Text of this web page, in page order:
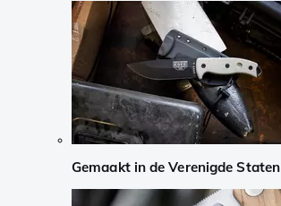
Gemaakt in de Verenigde Staten